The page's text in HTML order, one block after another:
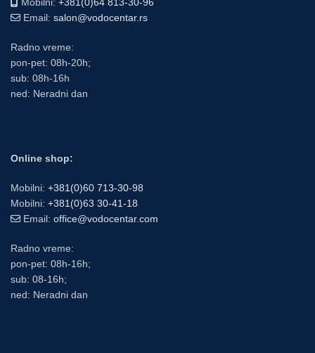
Email: salon@vodocentar.rs
Radno vreme:
pon-pet: 08h-20h;
sub: 08h-16h
ned: Neradni dan
Online shop:
Mobilni: +381(0)60 713-30-98
Mobilni: +381(0)63 30-41-18
Email: office@vodocentar.com
Radno vreme:
pon-pet: 08h-16h;
sub: 08-16h;
ned: Neradni dan